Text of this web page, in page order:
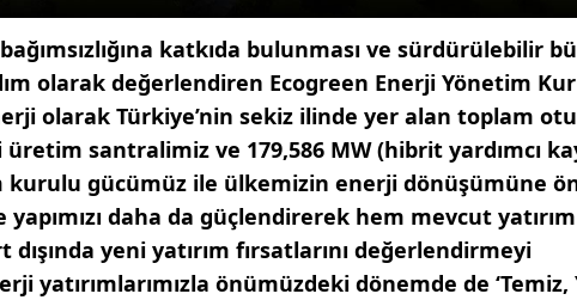
katkıda bulunması ve sürdürülebilir
olarak değerlendiren Ecogreen Enerji Yönetim
olarak Türkiye’nin sekiz ilinde yer alan toplam
santralimiz ve 179,586 MW (hibrit yardımcı
kurulu gücümüz ile ülkemizin enerji dönüşümüne
daha da güçlendirerek hem mevcut
yeni yatırım fırsatlarını değerlendirmeyi
yatırımlarımızla önümüzdeki dönemde de ‘Temiz,